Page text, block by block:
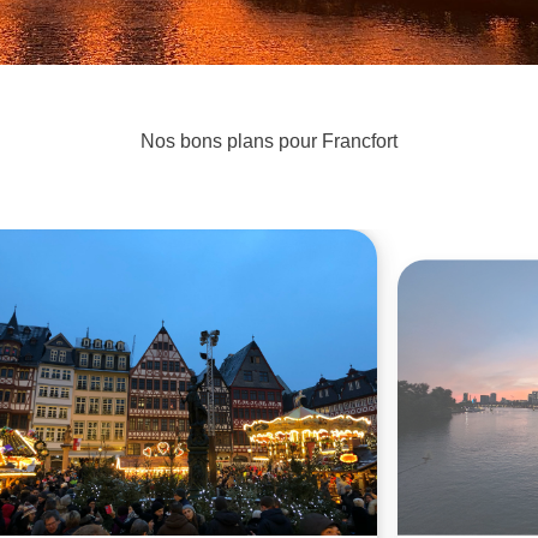
Nos bons plans pour Francfort